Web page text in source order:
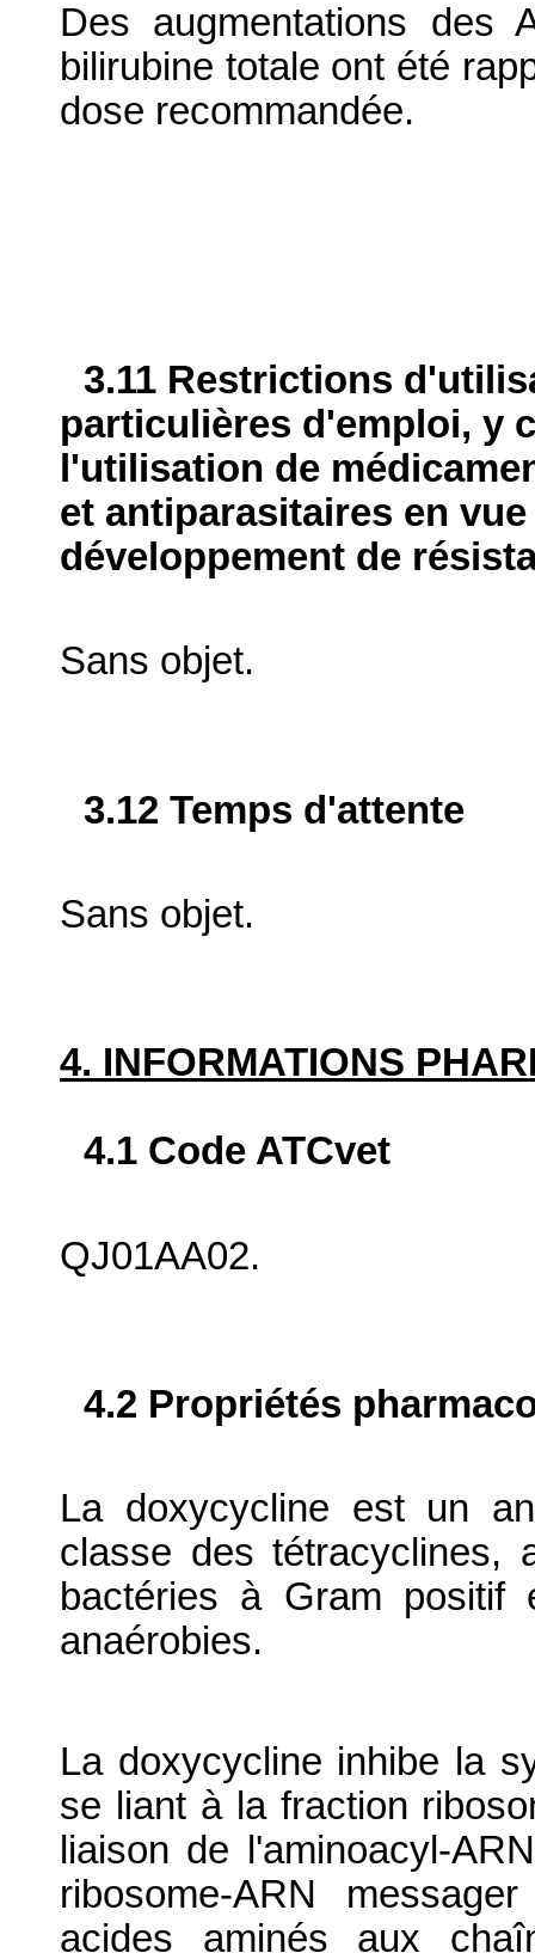
Des augmentations des
bilirubine totale ont été
dose recommandée.
3.11 Restrictions
particulières d'emploi, y
l'utilisation de
et antiparasitaires en
développement de
Sans objet.
3.12 Temps d'attente
Sans objet.
4. INFORMATIONS
4.1 Code ATCvet
QJ01AA02.
4.2 Propriétés
La doxycycline est un
classe des tétracyclines,
bactéries à Gram
anaérobies.
La doxycycline inhibe la
se liant à la fraction
liaison de l'aminoacyl-
ribosome-ARN
acides aminés aux